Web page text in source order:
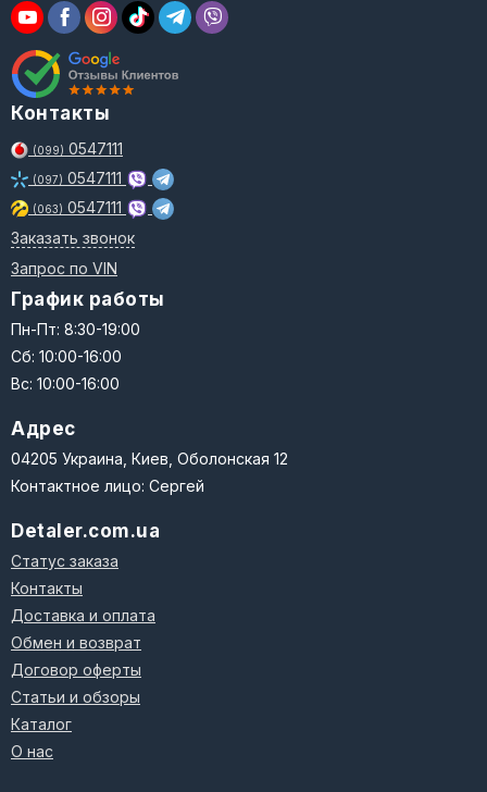
Контакты
(099) 0547111
(097) 0547111
(063) 0547111
Заказать звонок
Запрос по VIN
График работы
Пн-Пт: 8:30-19:00
Сб: 10:00-16:00
Вс: 10:00-16:00
Адрес
04205 Украина, Киев, Оболонская 12
Контактное лицо: Сергей
Detaler.com.ua
Статус заказа
Контакты
Доставка и оплата
Обмен и возврат
Договор оферты
Статьи и обзоры
Каталог
О нас